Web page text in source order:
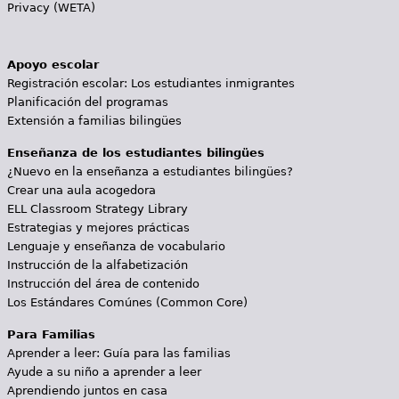
Privacy (WETA)
Apoyo escolar
Registración escolar: Los estudiantes inmigrantes
Planificación del programas
Extensión a familias bilingües
Enseñanza de los estudiantes bilingües
¿Nuevo en la enseñanza a estudiantes bilingües?
Crear una aula acogedora
ELL Classroom Strategy Library
Estrategias y mejores prácticas
Lenguaje y enseñanza de vocabulario
Instrucción de la alfabetización
Instrucción del área de contenido
Los Estándares Comúnes (Common Core)
Para Familias
Aprender a leer: Guía para las familias
Ayude a su niño a aprender a leer
Aprendiendo juntos en casa